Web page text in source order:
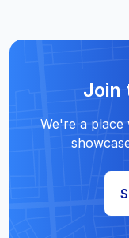
Join
We're a place